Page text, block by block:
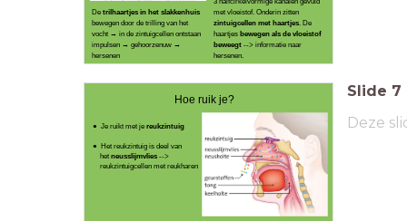
Detrilhaartjes in het slakkenhuis
bewegen door de trilling van het
vocht → in de zintuigcellen ontstaan
impulsen → gehoorzenuw →
hersenen
3 halfcirkelvormige kanalen gevuld
met vloeistof. Onderin zitten
zintuigcellen met haartjes. De
haartjes bewegen als de vloeistof
beweegt--> informatie naar
hersenen.
Hoe ruik je?
Je ruikt met je reukzintuig
Het reukzintuig is deel van
hetneusslijmvlies-->
reukzintuigcellen met reukharen
Slide 7
Deze